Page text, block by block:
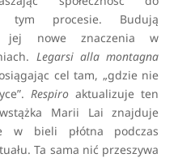
tym procesie. Budują
jej nowe znaczenia w
Legarsi alla montagna
cel tam, „gdzie nie
Respiro aktualizuje ten
Marii Lai znajduje
w bieli płótna podczas
Ta sama nić przeszywa